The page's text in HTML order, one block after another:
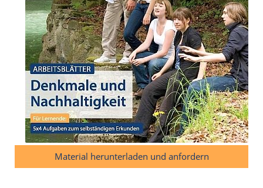
Material herunterladen und anfordern